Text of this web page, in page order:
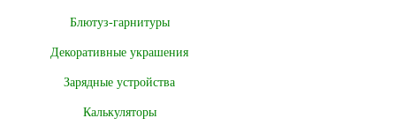
Блютуз-гарнитуры
Декоративные украшения
Зарядные устройства
Калькуляторы